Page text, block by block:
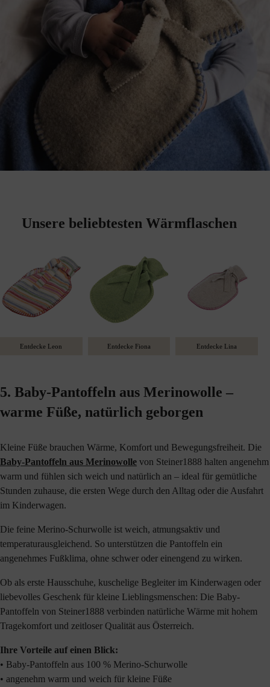
Unsere beliebtesten Wärmflaschen
Entdecke Leon Entdecke Fiona Entdecke Lina
5. Baby-Pantoffeln aus Merinowolle –
warme Füße, natürlich geborgen
Kleine Füße brauchen Wärme, Komfort und Bewegungsfreiheit. Die
Baby-Pantoffeln aus Merinowolle von Steiner1888 halten angenehm
warm und fühlen sich weich und natürlich an – ideal für gemütliche
Stunden zuhause, die ersten Wege durch den Alltag oder die Ausfahrt
im Kinderwagen.
Die feine Merino-Schurwolle ist weich, atmungsaktiv und
temperaturausgleichend. So unterstützen die Pantoffeln ein
angenehmes Fußklima, ohne schwer oder einengend zu wirken.
Ob als erste Hausschuhe, kuschelige Begleiter im Kinderwagen oder
liebevolles Geschenk für kleine Lieblingsmenschen: Die Baby-
Pantoffeln von Steiner1888 verbinden natürliche Wärme mit hohem
Tragekomfort und zeitloser Qualität aus Österreich.
Ihre Vorteile auf einen Blick:
• Baby-Pantoffeln aus 100 % Merino-Schurwolle
• angenehm warm und weich für kleine Füße